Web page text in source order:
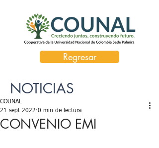
Regresar
NOTICIAS
CONVENIO EMI
COUNAL
21 sept 2022 0 min de lectura